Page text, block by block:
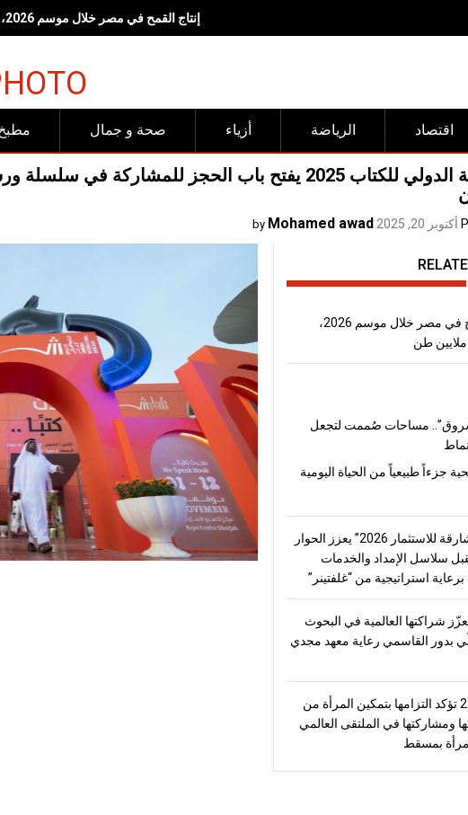
<br><br>وجهات "شروق".. مساحات صُممت لتجعل الحركة وأنماط<br>الحياة الصحية جزءاً طبيعياً من الحياة اليومية<span lang="EN" dir="LTR" style="font-size:17.0pt;line-height:150%"></span><br><br>
صحة و جمال أزياء الرياضة اقتصاد
الشارقة الدولي للكتاب 2025 يفتح باب الحجز
أكتوبر 20, 2025 by
Mohamed awad
إنتاج القمح في مصر خلال موسم 2026،
مساحات صُممت لتجعل
جزءاً طبيعياً من الحياة اليومية
“منتدى الشارقة للاستثمار 2026” يعزز الحوار
سلاسل الإمداد والخدمات
استراتيجية من “غلفتينر”
شراكتها العالمية في البحوث
بدور القاسمي رعاية معهد مجدي
2XL Home تؤكد التزامها بتمكين المرأة من
ومشاركتها في الملتقى العالمي
بمسقط